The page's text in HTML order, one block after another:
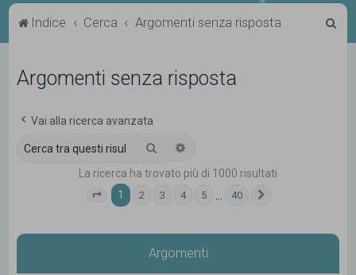
Indice Cerca Argomenti senza risposta
Argomenti senza risposta
Vai alla ricerca avanzata
Cerca
La ricerca ha trovato più di 1000 risultati
Pagina 1di 40
1 2 3 4 5 40
Argomenti